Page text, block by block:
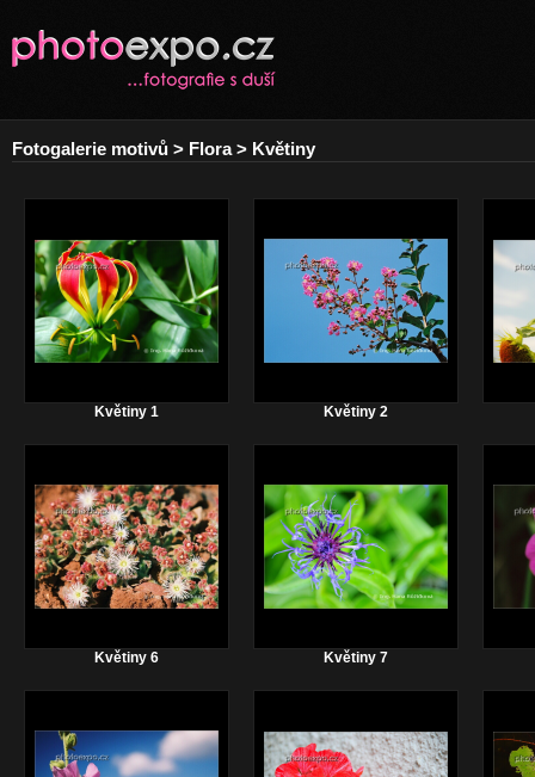
Fotogalerie motivů > Flora > Květiny
Květiny 1 Květiny 2
Květiny 6 Květiny 7